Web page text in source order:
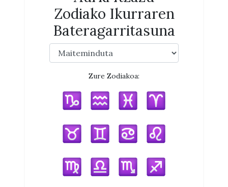
Zodiako Ikurraren
Bateragarritasuna
Zure Zodiakoa: